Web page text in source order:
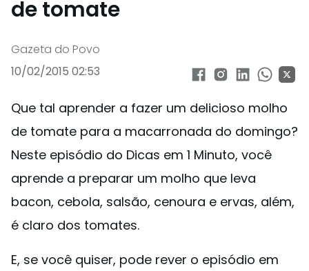
de tomate
Gazeta do Povo
10/02/2015 02:53
Que tal aprender a fazer um delicioso molho
de tomate para a macarronada do domingo?
Neste episódio do Dicas em 1 Minuto, você
aprende a preparar um molho que leva
bacon, cebola, salsão, cenoura e ervas, além,
é claro dos tomates.
E, se você quiser, pode rever o episódio em